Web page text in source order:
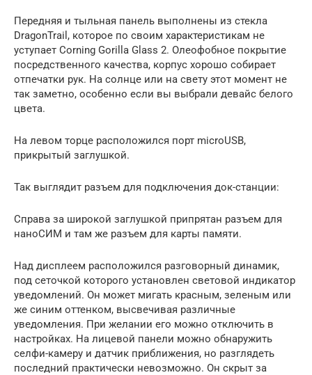
Передняя и тыльная панель выполнены из стекла
DragonTrail, которое по своим характеристикам не
уступает Corning Gorilla Glass 2. Олеофобное покрытие
посредственного качества, корпус хорошо собирает
отпечатки рук. На солнце или на свету этот момент не
так заметно, особенно если вы выбрали девайс белого
цвета.
На левом торце расположился порт microUSB,
прикрытый заглушкой.
Так выглядит разъем для подключения док-станции:
Справа за широкой заглушкой припрятан разъем для
наноСИМ и там же разъем для карты памяти.
Над дисплеем расположился разговорный динамик,
под сеточкой которого установлен световой индикатор
уведомлений. Он может мигать красным, зеленым или
же синим оттенком, высвечивая различные
уведомления. При желании его можно отключить в
настройках. На лицевой панели можно обнаружить
селфи-камеру и датчик приближения, но разглядеть
последний практически невозможно. Он скрыт за